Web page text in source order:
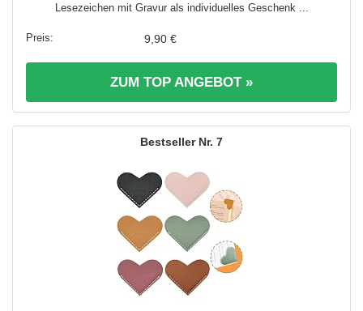
Lesezeichen mit Gravur als individuelles Geschenk ...
9,90 €
ZUM TOP ANGEBOT »
7